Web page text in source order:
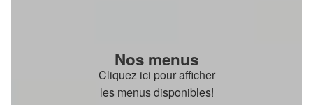
Nos menus
Cliquez ici pour afficher
les menus disponibles!